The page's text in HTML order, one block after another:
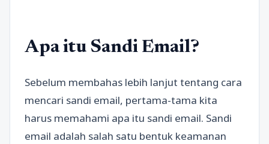
Apa itu Sandi Email?
Sebelum membahas lebih lanjut tentang cara
mencari sandi email, pertama-tama kita
harus memahami apa itu sandi email. Sandi
email adalah salah satu bentuk keamanan